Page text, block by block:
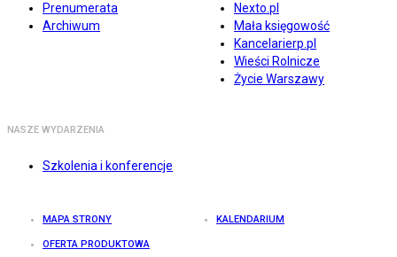
Prenumerata
Archiwum
Nexto.pl
Mała księgowość
Kancelarierp.pl
Wieści Rolnicze
Życie Warszawy
NASZE WYDARZENIA
Szkolenia i konferencje
MAPA STRONY KALENDARIUM
OFERTA PRODUKTOWA